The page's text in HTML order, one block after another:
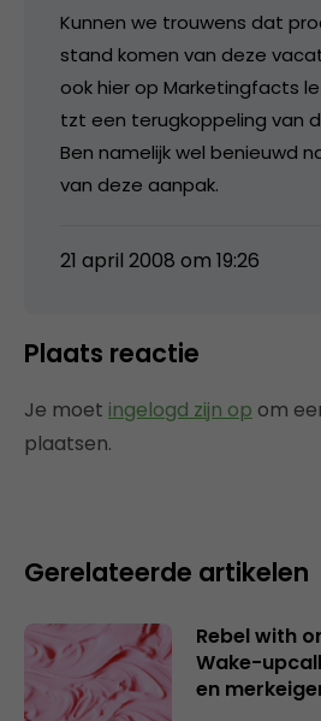
Kunnen we trouwens dat
stand komen van deze
ook hier op Marketingfacts
tzt een terugkoppeling van
Ben namelijk wel benieuwd
van deze aanpak.
21 april 2008 om 19:26
Plaats reactie
Je moet ingelogd zijn op om
plaatsen.
Gerelateerde artikelen
Rebel with
Wake-
en